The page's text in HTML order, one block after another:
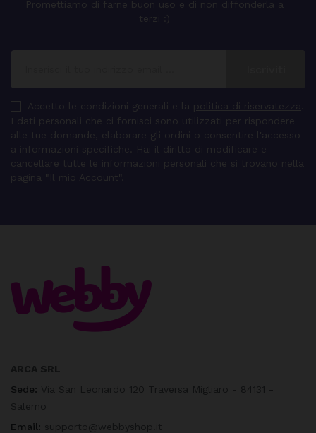
Promettiamo di farne buon uso e di non diffonderla a
terzi :)
Accetto le condizioni generali e la politica di riservatezza
I dati personali che ci fornisci sono utilizzati per rispondere
alle tue domande, elaborare gli ordini o consentire l'accesso
a informazioni specifiche. Hai il diritto di modificare e
cancellare tutte le informazioni personali che si trovano nella
pagina "Il mio Account".
Sede:
Email: